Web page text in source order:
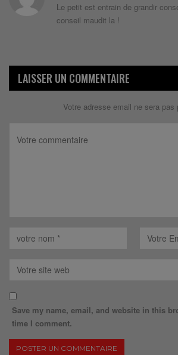
Le petit est entrain de grandir
conseil maudit la !
LAISSER UN COMMENTAIRE
Votre adresse email ne sera pas
Save my name, email, and website in this
time I comment.